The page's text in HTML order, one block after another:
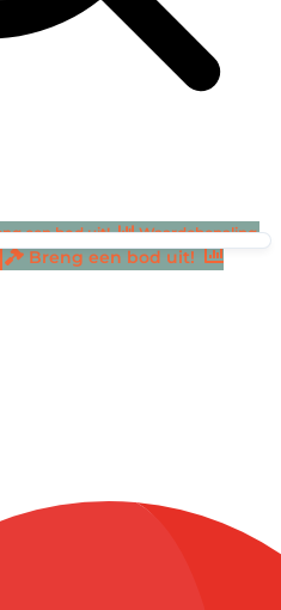
een bod uit! Waardebepaling
Breng een bod uit!